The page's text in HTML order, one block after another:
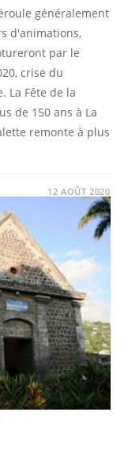
généralement
d'animations,
par le
crise du
La Fête de la
de 150 ans à La
remonte à plus
12 AOÛT 2020